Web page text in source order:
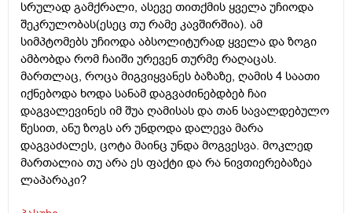
სრულად გამქრალი, ასევე თითქმის ყველა უჩიოდა
შეკრულობას(ესეც თუ რამე კავშირშია). ამ
სიმპტომებს უჩიოდა აბსოლიტურად ყველა და ზოგი
ამბობდა რომ ჩაიში ურევენ თურმე რაღაცას.
მართლაც, როცა მიგვიყვანეს ბაზაზე, ღამის 4 საათი
იქნებოდა ხოდა სანამ დაგვაძინებდბებ ჩაი
დაგვალევინეს იმ შუა ღამისას და თან სავალდებულო
წესით, ანუ ზოგს არ უნდოდა დალევა მარა
დაგვაძალეს, ცოტა მაინც უნდა მოგვესვა. მოკლედ
მართალია თუ არა ეს ფაქტი და რა ნივთიერებაზეა
ლაპარაკი?